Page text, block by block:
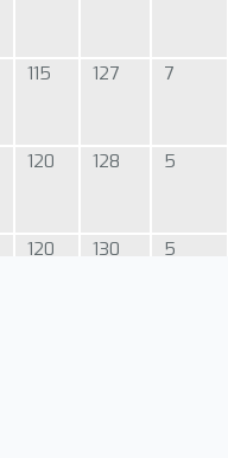
115 127 7
120 128 5
120 130 5